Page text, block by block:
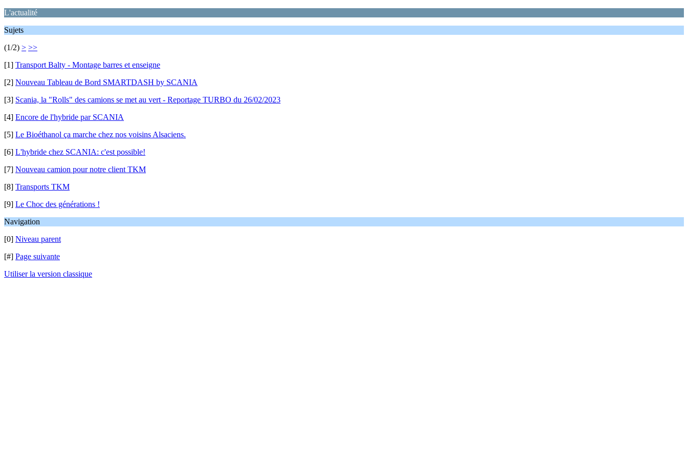
L'actualité
Sujets
(1/2) > >>
[1] Transport Balty - Montage barres et enseigne
[2] Nouveau Tableau de Bord SMARTDASH by SCANIA
[3] Scania, la "Rolls" des camions se met au vert - Reportage TURBO du 26/02/2023
[4] Encore de l'hybride par SCANIA
[5] Le Bioéthanol ça marche chez nos voisins Alsaciens.
[6] L'hybride chez SCANIA: c'est possible!
[7] Nouveau camion pour notre client TKM
[8] Transports TKM
[9] Le Choc des générations !
Navigation
[0] Niveau parent
[#] Page suivante
Utiliser la version classique